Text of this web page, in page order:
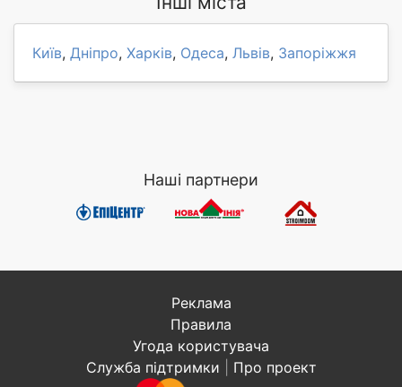
Київ, Дніпро, Харків, Одеса, Львів, Запоріжжя
Наші партнери
Реклама
Правила
Угода користувача
Служба підтримки
Про проект